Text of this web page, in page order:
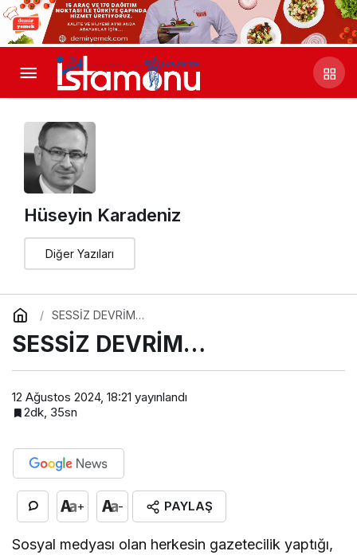
Hüseyin Karadeniz
Diğer Yazıları
SESSİZ DEVRİM…
SESSİZ DEVRİM…
12 Ağustos 2024, 18:21 yayınlandı
2dk, 35sn
+ - PAYLAŞ
Sosyal medyası olan herkesin gazetecilik yaptığı,